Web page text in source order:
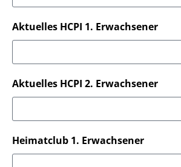
Aktuelles HCPI 1. Erwachsener
Aktuelles HCPI 2. Erwachsener
Heimatclub 1. Erwachsener